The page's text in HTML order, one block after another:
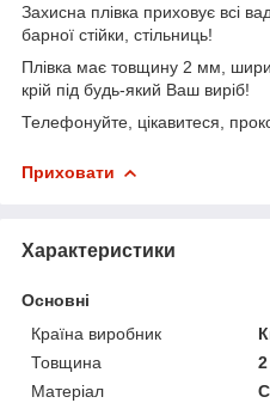
Захисна плівка приховує всі
барної стійки, стільниць!
Плівка має товщину 2 мм,
крій під будь-який Ваш виріб!
Телефонуйте, цікавитеся,
Приховати
Характеристики
Основні
Країна виробник
Товщина
Матеріал